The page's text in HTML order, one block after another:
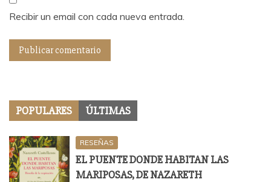
Recibir un email con cada nueva entrada.
POPULARES ÚLTIMAS
RESEÑAS
EL PUENTE DONDE HABITAN LAS
MARIPOSAS, DE NAZARETH